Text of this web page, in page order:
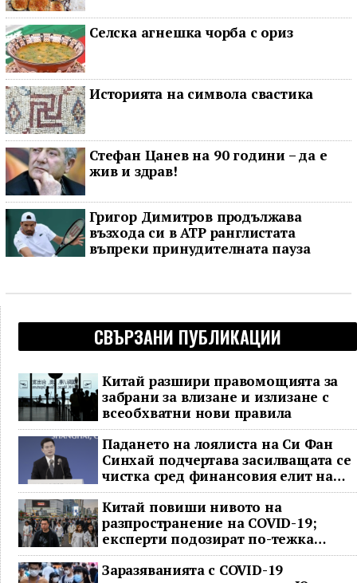
Селска агнешка чорба с ориз
Историята на символа свастика
Стефан Цанев на 90 години – да е
жив и здрав!
Григор Димитров продължава
възхода си в ATP ранглистата
въпреки принудителната пауза
СВЪРЗАНИ ПУБЛИКАЦИИ
Китай разшири правомощията за
забрани за влизане и излизане с
всеобхватни нови правила
Падането на лоялиста на Си Фан
Синхай подчертава засилващата се
чистка сред финансовия елит на
Китай
Китай повиши нивото на
разпространение на COVID-19;
експерти подозират по-тежка
ситуация
Заразяванията с COVID-19